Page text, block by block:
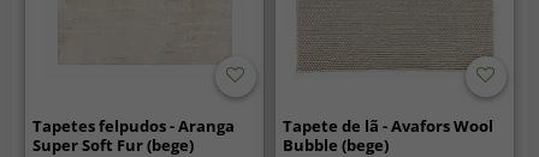
Tapetes felpudos - Aranga
Super Soft Fur (bege)
Tapete de lã - Avafors Wool
Bubble (bege)